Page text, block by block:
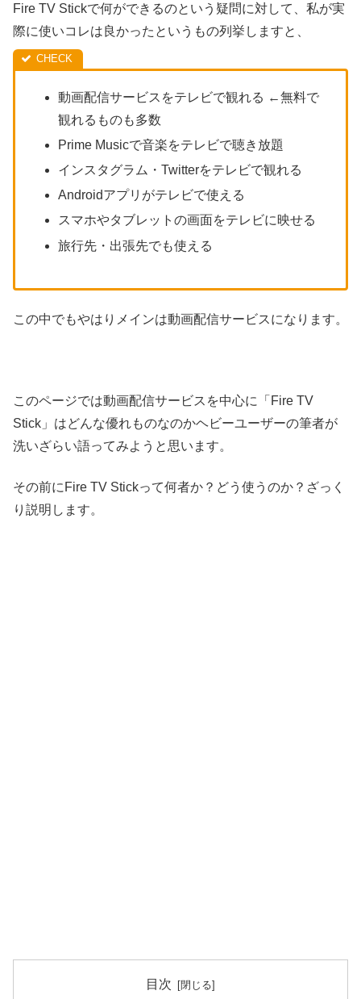
Fire TV Stickで何ができるのという疑問に対して、私が実
際に使いコレは良かったというもの列挙しますと、
動画配信サービスをテレビで観れる ←無料で
観れるものも多数
Prime Musicで音楽をテレビで聴き放題
インスタグラム・Twitterをテレビで観れる
Androidアプリがテレビで使える
スマホやタブレットの画面をテレビに映せる
旅行先・出張先でも使える
この中でもやはりメインは動画配信サービスになります。
このページでは動画配信サービスを中心に「Fire TV
Stick」はどんな優れものなのかヘビーユーザーの筆者が
洗いざらい語ってみようと思います。
その前にFire TV Stickって何者か？どう使うのか？ざっく
り説明します。
目次